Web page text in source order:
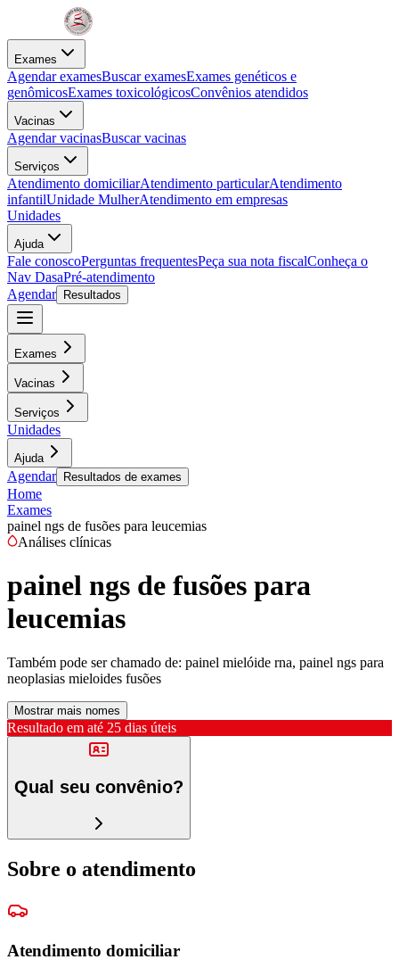
Exames
Agendar examesBuscar examesExames genéticos e
genômicosExames toxicológicosConvênios atendidos
Vacinas
Agendar vacinasBuscar vacinas
Serviços
Atendimento domiciliarAtendimento particularAtendimento
infantilUnidade MulherAtendimento em empresas
Unidades
Ajuda
Fale conoscoPerguntas frequentesPeça sua nota fiscalConheça o
Nav DasaPré-atendimento
Agendar
Resultados
Exames
Vacinas
Serviços
Unidades
Ajuda
Agendar Resultados de exames
Home
Exames
painel ngs de fusões para leucemias
Análises clínicas
painel ngs de fusões para
leucemias
Também pode ser chamado de: painel mielóide rna, painel ngs para
neoplasias mieloides fusões
Mostrar mais nomes
Resultado em até 25 dias úteis
Qual seu convênio?
Sobre o atendimento
Atendimento domiciliar